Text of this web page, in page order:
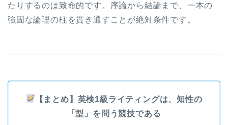
たりするのは致命的です。序論から結論まで、一本の
強固な論理の柱を貫き通すことが絶対条件です。
【まとめ】英検1級ライティングは、知性の
「型」を問う競技である